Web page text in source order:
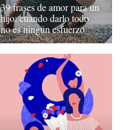
39 frases de amor para un
hijo: cuando darlo todo
no es ningún esfuerzo